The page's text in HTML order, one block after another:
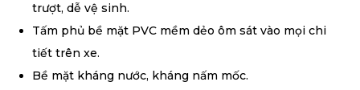
trượt, dễ vệ sinh.
Tấm phủ bề mặt PVC mềm dẻo ôm sát vào mọi chi
tiết trên xe.
Bề mặt kháng nước, kháng nấm mốc.